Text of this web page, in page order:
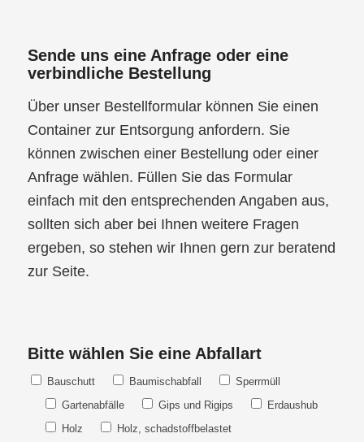
Sende uns eine Anfrage oder eine
verbindliche Bestellung
Über unser Bestellformular können Sie einen
Container zur Entsorgung anfordern. Sie
können zwischen einer Bestellung oder einer
Anfrage wählen. Füllen Sie das Formular
einfach mit den entsprechenden Angaben aus,
sollten sich aber bei Ihnen weitere Fragen
ergeben, so stehen wir Ihnen gern zur beratend
zur Seite.
Bitte wählen Sie eine Abfallart
Bauschutt Baumischabfall
Sperrmüll
Gartenabfälle
Gips und Rigips
Erdaushub
Holz
Holz, schadstoffbelastet